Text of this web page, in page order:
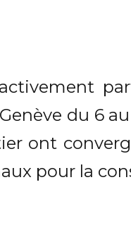
du 6
ont
pour la